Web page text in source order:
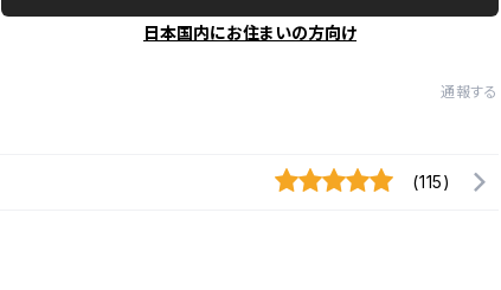
日本国内にお住まいの方向け
通報する
(115)